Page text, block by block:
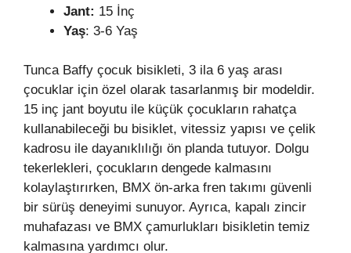
Jant: 15 İnç
Yaş: 3-6 Yaş
Tunca Baffy çocuk bisikleti, 3 ila 6 yaş arası
çocuklar için özel olarak tasarlanmış bir modeldir.
15 inç jant boyutu ile küçük çocukların rahatça
kullanabileceği bu bisiklet, vitessiz yapısı ve çelik
kadrosu ile dayanıklılığı ön planda tutuyor. Dolgu
tekerlekleri, çocukların dengede kalmasını
kolaylaştırırken, BMX ön-arka fren takımı güvenli
bir sürüş deneyimi sunuyor. Ayrıca, kapalı zincir
muhafazası ve BMX çamurlukları bisikletin temiz
kalmasına yardımcı olur.